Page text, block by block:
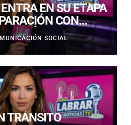
EN SU ETAPA
CON
DE
PARA
SOCIAL
TRÁNSITO